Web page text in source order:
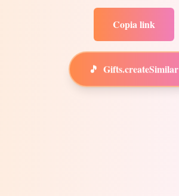
Copia link
🎵 Gifts.createSimilar